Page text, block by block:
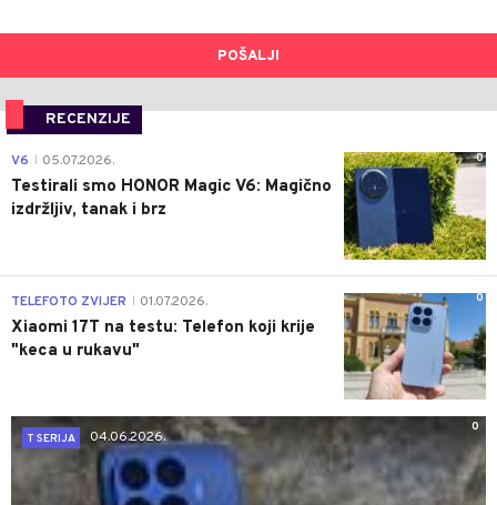
POŠALJI
RECENZIJE
0
V6 05.07.2026.
Testirali smo HONOR Magic V6: Magično
izdržljiv, tanak i brz
0
TELEFOTO ZVIJER 01.07.2026.
Xiaomi 17T na testu: Telefon koji krije
"keca u rukavu"
0
T SERIJA
04.06.2026.